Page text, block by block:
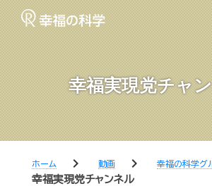
幸福実現党チャ
ホーム chevron_right 動画 chevron_right 幸福の科学グ
幸福実現党チャンネル